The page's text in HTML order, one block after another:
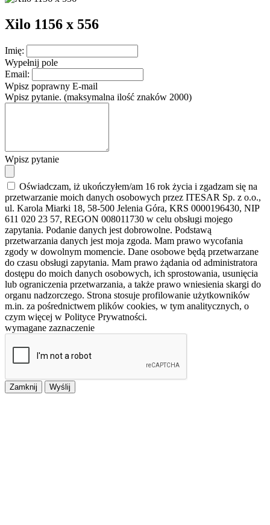
Xilo 1156 x 556
Imię:
Wypełnij pole
Email:
Wpisz poprawny E-mail
Wpisz pytanie. (maksymalna ilość znaków 2000)
Wpisz pytanie
Oświadczam, iż ukończyłem/am 16 rok życia i zgadzam się na
przetwarzanie moich danych osobowych przez ITESAR Sp. z o.o.,
ul. Karola Miarki 18, 58-500 Jelenia Góra, KRS 0000196430, NIP
611 020 23 57, REGON 008011730 w celu obsługi mojego
zapytania. Podanie danych jest dobrowolne. Podstawą
przetwarzania danych jest moja zgoda. Mam prawo wycofania
zgody w dowolnym momencie. Dane osobowe będą przetwarzane
do czasu obsługi zapytania. Mam prawo żądania od administratora
dostępu do moich danych osobowych, ich sprostowania, usunięcia
lub ograniczenia przetwarzania, a także prawo wniesienia skargi do
organu nadzorczego. Strona stosuje profilowanie użytkowników
m.in. za pośrednictwem plików cookies, w tym analitycznych, o
czym więcej w Polityce Prywatności.
wymagane zaznaczenie
Zamknij Wyślij